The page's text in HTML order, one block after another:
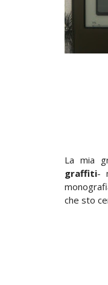
La mia
graffiti-
che sto